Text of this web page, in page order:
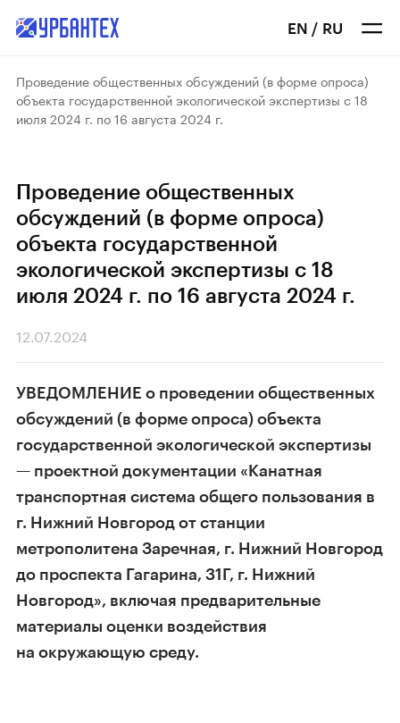
EN / RU
Проведение общественных обсуждений (в форме опроса)
объекта государственной экологической экспертизы с 18
июля 2024 г. по 16 августа 2024 г.
Проведение общественных
обсуждений (в форме опроса)
объекта государственной
экологической экспертизы с 18
июля 2024 г. по 16 августа 2024 г.
12.07.2024
УВЕДОМЛЕНИЕ о проведении общественных
обсуждений (в форме опроса) объекта
государственной экологической экспертизы
— проектной документации «Канатная
транспортная система общего пользования в
г. Нижний Новгород от станции
метрополитена Заречная, г. Нижний Новгород
до проспекта Гагарина, 31Г, г. Нижний
Новгород», включая предварительные
материалы оценки воздействия
на окружающую среду.